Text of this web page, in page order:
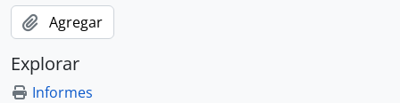
Agregar
Explorar
Informes